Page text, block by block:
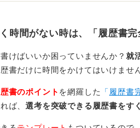
、提出後に表記の誤りに気づきま
払います」と素直に認めれば、
ました。
済みであれば修正連絡は不要です
中することが結果につながります
時間がない時は、「履歴書
けばいいか困っていませんか？ 就
書だけに時間をかけてはいけませ
書のポイント を網羅した 「 履歴書
ば、選考を突破できる履歴書をす